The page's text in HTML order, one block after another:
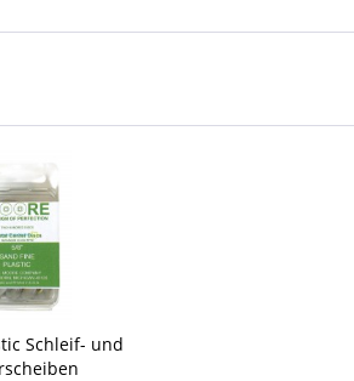
Schleif- und